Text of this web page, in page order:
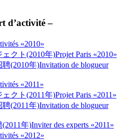
d’activité –
«2010»
クト(2010年)Projet Paris «2010»
(2010年)Invitation de blogueur
«2011»
クト(2011年)Projet Paris «2011»
(2011年)Invitation de blogueur
年)Inviter des experts «2011»
«2012»